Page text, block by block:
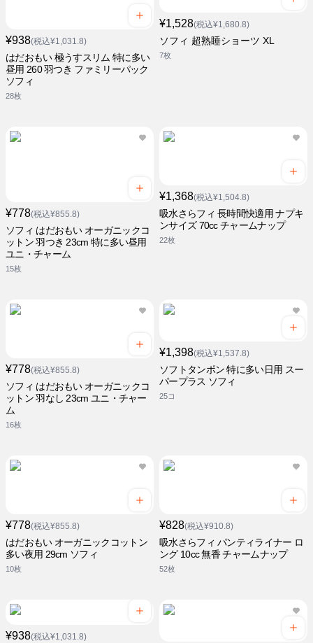
¥938(税込¥1,031.8)
はだおもい 極うすスリム 特に多い
昼用 260 羽つき ファミリーパック
ソフィ
28枚
¥1,528(税込¥1,680.8)
ソフィ 超熟睡ショーツ XL
7枚
¥778(税込¥855.8)
ソフィ はだおもい オーガニックコ
ットン 羽つき 23cm 特に多い昼用
ユニ・チャーム
15枚
¥1,368(税込¥1,504.8)
吸水さらフィ 長時間快適用 ナプキ
ンサイズ 70cc チャームナップ
22枚
¥778(税込¥855.8)
ソフィ はだおもい オーガニックコ
ットン 羽なし 23cm ユニ・チャー
ム
16枚
¥1,398(税込¥1,537.8)
ソフトタンポン 特に多い日用 スー
パープラス ソフィ
25コ
¥778(税込¥855.8)
はだおもい オーガニックコットン
多い夜用 29cm ソフィ
10枚
¥828(税込¥910.8)
吸水さらフィ パンティライナー ロ
ング 10cc 無香 チャームナップ
52枚
¥938(税込¥1,031.8)